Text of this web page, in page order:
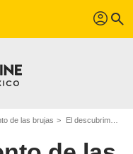
profil search
de las brujas El descubrimiento de las brujas: episodios de la temporada 1